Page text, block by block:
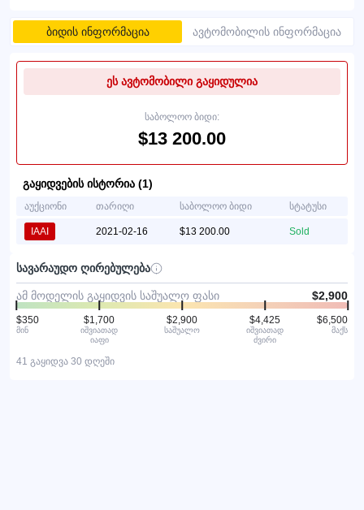
ბიდის ინფორმაცია ავტომობილის ინფორმაცია
ეს ავტომობილი გაყიდულია
საბოლოო ბიდი:
$13 200.00
გაყიდვების ისტორია (1)
აუქციონი თარიღი საბოლოო ბიდი სტატუსი
IAAI 2021-02-16 $13 200.00 Sold
სავარაუდო ღირებულება
ამ მოდელის გაყიდვის საშუალო ფასი $2,900
$350
მინ
$1,700
იშვიათად
იაფი
$2,900
საშუალო
$4,425
იშვიათად
ძვირი
$6,500
მაქს
41 გაყიდვა 30 დღეში